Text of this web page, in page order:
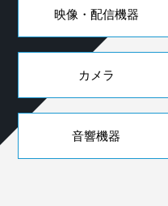
映像・配信機器
カメラ
音響機器